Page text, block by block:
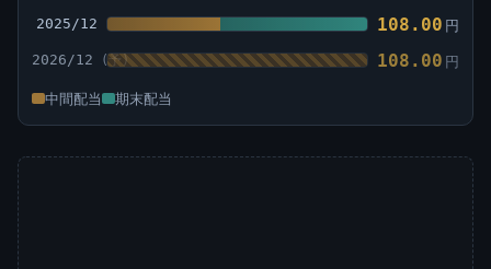
2025/12 108.00 円
2026/12 108.00 円
中間配当 期末配当